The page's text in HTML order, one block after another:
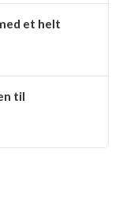
et helt
til